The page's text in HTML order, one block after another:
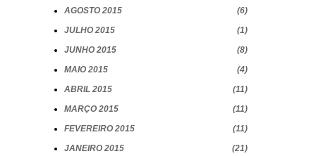
AGOSTO 2015
6
JULHO 2015
1
JUNHO 2015
8
MAIO 2015
4
ABRIL 2015
11
MARÇO 2015
11
FEVEREIRO 2015
11
JANEIRO 2015
21